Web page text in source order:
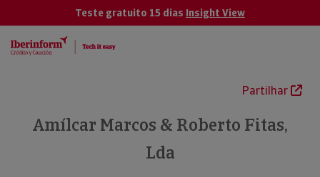
Teste gratuito 15 dias Insight View
Partilhar
Amílcar Marcos & Roberto Fitas,
Lda